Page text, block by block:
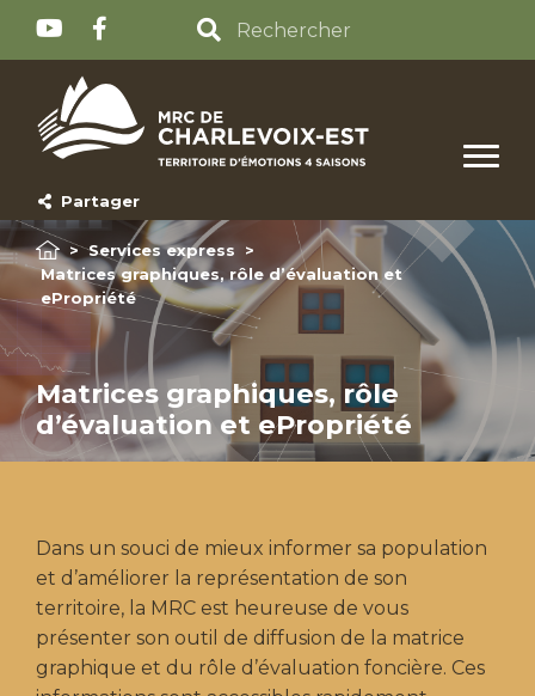
Partager
> Services express
>
Matrices graphiques, rôle d’évaluation et
ePropriété
Matrices graphiques, rôle
d’évaluation et ePropriété
Dans un souci de mieux informer sa population
et d’améliorer la représentation de son
territoire, la MRC est heureuse de vous
présenter son outil de diffusion de la matrice
graphique et du rôle d’évaluation foncière. Ces